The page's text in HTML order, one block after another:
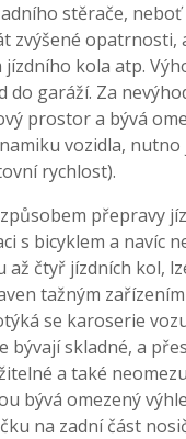
stěrače,
zvýšené opatrnosti,
kola atp.
do garáží. Za
prostor a bývá
vozidla,
rychlost).
přepravy
s bicyklem a navíc
čtyř jízdních kol,
tažným zařízením
se karoserie
bývají skladné, a
a také
bývá omezený
na zadní část